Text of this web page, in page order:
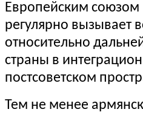
Европейским
регулярно вызывает
относительно
страны в
постсоветском
Тем не менее